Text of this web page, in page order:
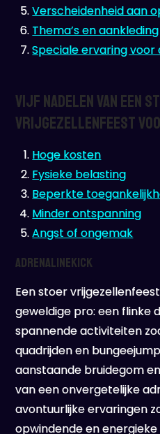
Verscheidenheid aan
Thema’s en aankleding
Speciale ervaring voor
Vijf Nadelen van een
Vrijgezellenfeest
Hoge kosten
Fysieke belasting
Beperkte
Minder ontspanning
Angst of ongemak
Adrenalinekick
Een stoer
geweldige pro: een flinke
spannende activiteiten
quadrijden en
aanstaande bruidegom
van een onvergetelijke
avontuurlijke ervaringen
opwindende en